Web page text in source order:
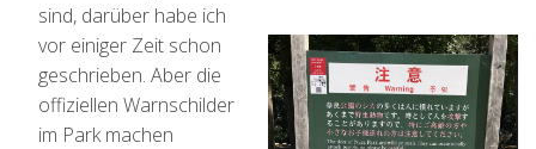
sind, darüber habe ich
vor einiger Zeit schon
geschrieben. Aber die
offiziellen Warnschilder
im Park machen